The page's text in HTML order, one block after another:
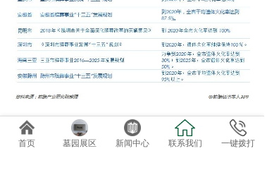
首页 墓园展区 新闻中心 联系我们 一键拨打